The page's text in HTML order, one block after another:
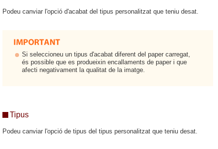
Podeu canviar l'opció d'acabat del tipus personalitzat que teniu desat.
Si seleccioneu un tipus d'acabat diferent del paper carregat,
és possible que es produeixin encallaments de paper i que
afecti negativament la qualitat de la imatge.
Tipus
Podeu canviar l'opció de tipus del tipus personalitzat que teniu desat.